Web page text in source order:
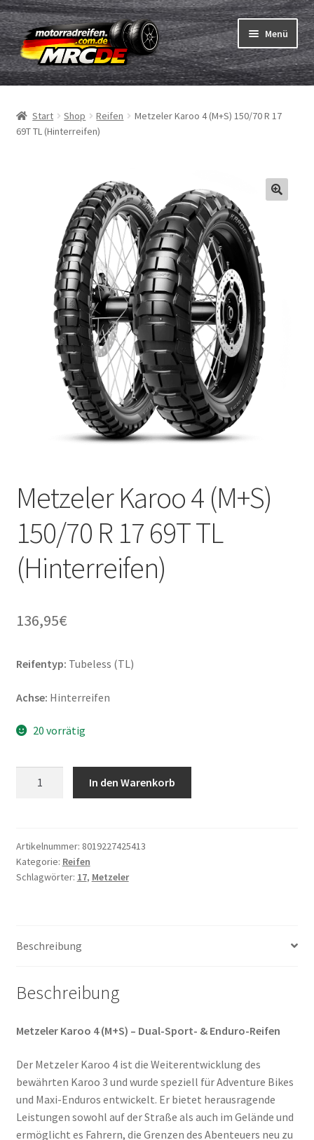
Zur
Navigation
springen
Zum
Inhalt
springen
Menü
Reifen
Schläuche
Reifentest
Kontakt
Start Shop Reifen
Metzeler Karoo 4 (M+S) 150/70 R 17
69T TL (Hinterreifen)
Metzeler Karoo 4 (M+S)
150/70 R 17 69T TL
(Hinterreifen)
136,95€
Reifentyp: Tubeless (TL)
Achse: Hinterreifen
20 vorrätig
150/70
R
17
Menge
In den Warenkorb
Artikelnummer: 8019227425413
Kategorie: Reifen
Schlagwörter: 17, Metzeler
Beschreibung
Beschreibung
Metzeler Karoo 4 (M+S) – Dual-Sport- & Enduro-Reifen
Der Metzeler Karoo 4 ist die Weiterentwicklung des
bewährten Karoo 3 und wurde speziell für Adventure Bikes
und Maxi-Enduros entwickelt. Er bietet herausragende
Leistungen sowohl auf der Straße als auch im Gelände und
ermöglicht es Fahrern, die Grenzen des Abenteuers neu zu